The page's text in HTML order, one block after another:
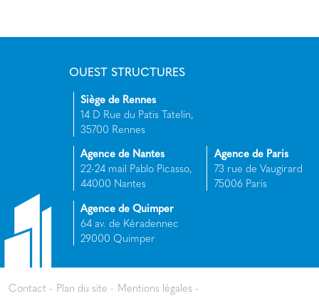
OUEST STRUCTURES
Siège de Rennes
14 D Rue du Patis Tatelin,
35700 Rennes
Agence de Nantes
22-24 mail Pablo Picasso,
44000 Nantes
Agence de Paris
73 rue de Vaugirard
75006 Paris
Agence de Quimper
64 av. de Kéradennec
29000 Quimper
Contact Plan du site Mentions légales